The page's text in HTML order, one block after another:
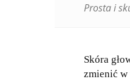
Prosta i
Skóra
zmienić